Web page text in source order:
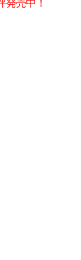
発売中！